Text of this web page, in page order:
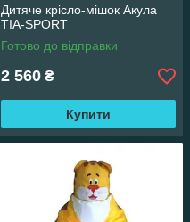
Дитяче крісло-мішок Акула
TIA-SPORT
Готово до відправки
2 560 ₴
Купити